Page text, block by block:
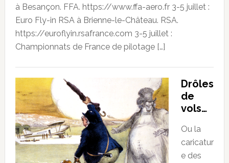
à Besançon. FFA. https://www.ffa-aero.fr 3-5 juillet :
Euro Fly-in RSA à Brienne-le-Château. RSA.
https://euroflyin.rsafrance.com 3-5 juillet :
Championnats de France de pilotage […]
Drôles
de
vols…
Ou la
caricatur
e des